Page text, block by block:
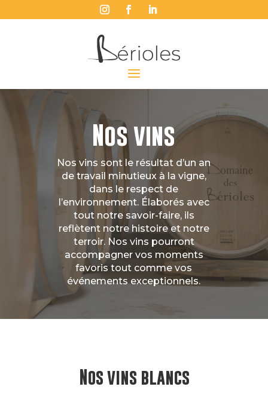
Nos vins
Nos vins sont le résultat d’un an
de travail minutieux à la vigne,
dans le respect de
l’environnement. Élaborés avec
tout notre savoir-faire, ils
reflètent notre histoire et notre
terroir. Nos vins pourront
accompagner vos moments
favoris tout comme vos
événements exceptionnels.
Nos vins blancs